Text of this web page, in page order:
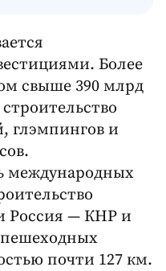
Более
свыше 390 млрд
глэмпингов и
международных
Россия — КНР и
пешеходных
почти 127 км.